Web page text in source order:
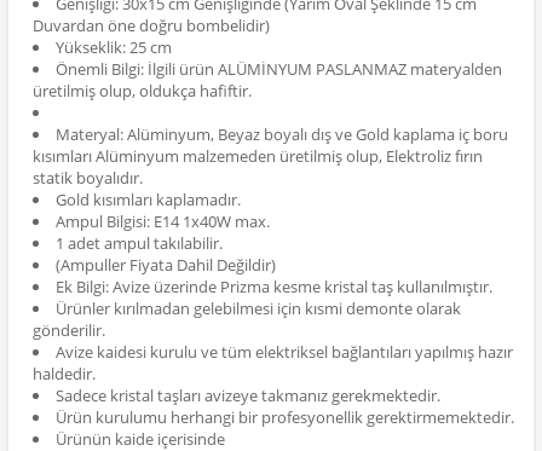
Duvardan öne doğru bombelidir)
Yükseklik: 25 cm
Önemli Bilgi: İlgili ürün ALÜMİNYUM PASLANMAZ materyalden
üretilmiş olup, oldukça hafiftir.
Materyal: Alüminyum, Beyaz boyalı dış ve Gold kaplama iç boru
kısımları Alüminyum malzemeden üretilmiş olup, Elektroliz fırın
statik boyalıdır.
Gold kısımları kaplamadır.
Ampul Bilgisi: E14 1x40W max.
1 adet ampul takılabilir.
(Ampuller Fiyata Dahil Değildir)
Ek Bilgi: Avize üzerinde Prizma kesme kristal taş kullanılmıştır.
Ürünler kırılmadan gelebilmesi için kısmi demonte olarak
gönderilir.
Avize kaidesi kurulu ve tüm elektriksel bağlantıları yapılmış hazır
haldedir.
Sadece kristal taşları avizeye takmanız gerekmektedir.
Ürün kurulumu herhangi bir profesyonellik gerektirmemektedir.
Ürünün kaide içerisinde